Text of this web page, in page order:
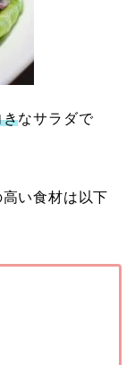
きなサラダで
い食材は以下